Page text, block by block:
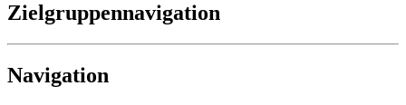
Zielgruppennavigation
Navigation